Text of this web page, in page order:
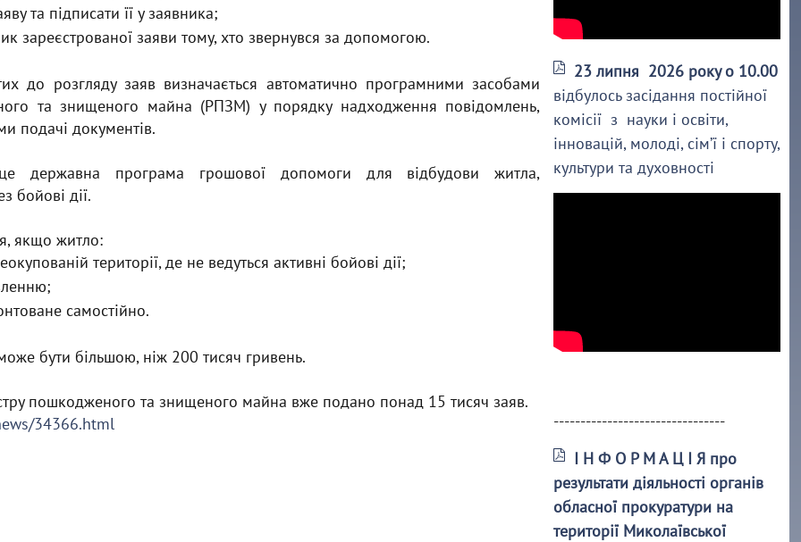
та підписати її у заявника;
зареєстрованої заяви тому, хто звернувся за допомогою.
до розгляду заяв визначається автоматично програмними засобами
та знищеного майна (РПЗМ) у порядку надходження повідомлень,
подачі документів.
державна програма грошової допомоги для відбудови житла,
бойові дії.
якщо житло:
території, де не ведуться активні бойові дії;
самостійно.
бути більшою, ніж 200 тисяч гривень.
пошкодженого та знищеного майна вже подано понад 15 тисяч заяв.
34366.html
23 липня 2026 року о 10.00
відбулось засідання постійної
комісії з науки і освіти,
інновацій, молоді, сім’ї і спорту,
культури та духовності
--------------------------------
І Н Ф О Р М А Ц І Я про
результати діяльності органів
обласної прокуратури на
території Миколаївської